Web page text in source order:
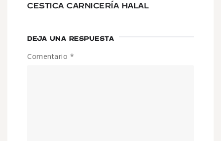
CESTICA CARNICERÍA HALAL
DEJA UNA RESPUESTA
Comentario *